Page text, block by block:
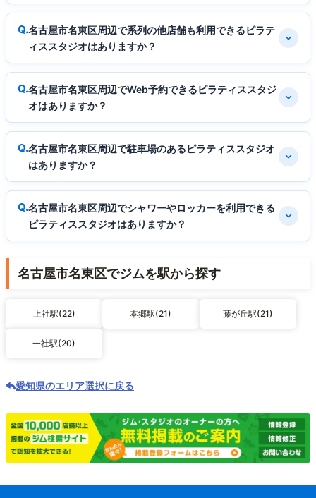
名古屋市名東区周辺で系列の他店舗も利用できるピラテ
ィススタジオはありますか？
名古屋市名東区周辺でWeb予約できるピラティススタジ
オはありますか？
名古屋市名東区周辺で駐車場のあるピラティススタジオ
はありますか？
名古屋市名東区周辺でシャワーやロッカーを利用できる
ピラティススタジオはありますか？
名古屋市名東区でジムを駅から探す
上社駅(22) 本郷駅(21) 藤が丘駅(21)
一社駅(20)
愛知県のエリア選択に戻る